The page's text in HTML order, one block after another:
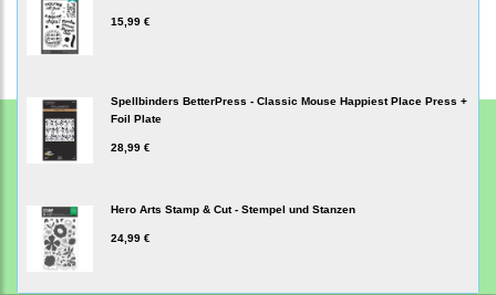
15,99 €
Spellbinders BetterPress - Classic Mouse Happiest Place Press +
Foil Plate
28,99 €
Hero Arts Stamp & Cut - Stempel und Stanzen
24,99 €